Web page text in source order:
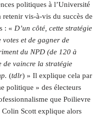
politiques à l’Université
vis-à-vis du succès de
: « D’un côté, cette stratégie
et de gagner de
du NPD (de 120 à
de vaincre la stratégie
(tdlr) » Il explique cela par
politique » des électeurs
que Poilievre
Scott explique alors